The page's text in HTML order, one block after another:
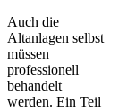
Auch die
Altanlagen selbst
müssen
professionell
behandelt
werden. Ein Teil